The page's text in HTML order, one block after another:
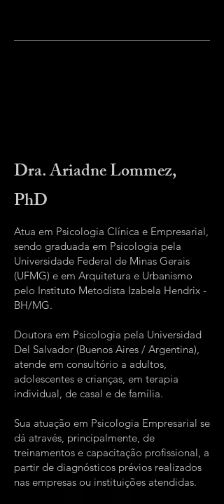
Dra. Ariadne Lommez,
PhD
Atua em Psicologia Clínica e Empresarial,
sendo graduada em Psicologia pela
Universidade Federal de Minas Gerais
(UFMG) e em Arquitetura e Urbanismo
pelo Instituto Metodista Izabela Hendrix -
BH/MG.
Doutora em Psicologia pela Universidad
Del Salvador (Buenos Aires / Argentina),
atende em consultório a adultos,
adolescentes e crianças, em terapia
individual, de casal e de família.
Sua atuação em Psicologia Empresarial se
dá através, principalmente, de
treinamentos e capacitação profissional, a
partir de diagnósticos prévios realizados
nas empresas ou instituições atendidas.